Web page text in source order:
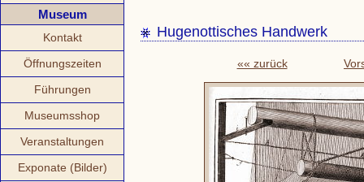
Museum
Kontakt
Öffnungszeiten
Führungen
Museumsshop
Veranstaltungen
Exponate (Bilder)
Hugenottisches Handwerk
«« zurück